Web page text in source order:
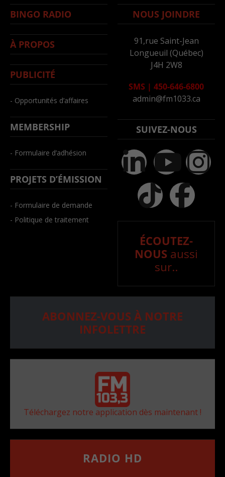
BINGO RADIO
À PROPOS
PUBLICITÉ
- Opportunités d’affaires
MEMBERSHIP
- Formulaire d’adhésion
PROJETS D’ÉMISSION
- Formulaire de demande
- Politique de traitement
NOUS JOINDRE
91,rue Saint-Jean
Longueuil (Québec)
J4H 2W8
SMS | 450-646-6800
admin@fm1033.ca
SUIVEZ-NOUS
ÉCOUTEZ-
NOUS aussi
sur..
ABONNEZ-VOUS À NOTRE
INFOLETTRE
Téléchargez notre application dès maintenant !
RADIO HD